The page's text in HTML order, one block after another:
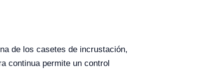
de los casetes de incrustación,
continua permite un control